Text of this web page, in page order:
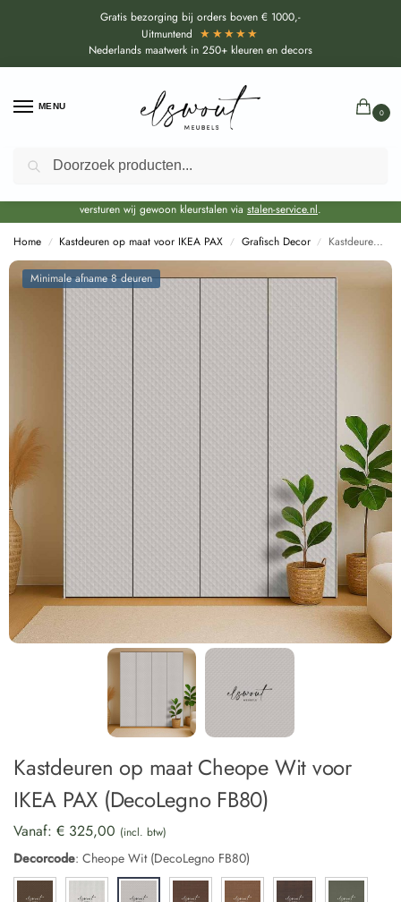
Gratis bezorging bij orders boven € 1000,-
Uitmuntend ★★★★★
Nederlands maatwerk in 250+ kleuren en decors
MENU
0
Door de bouwvakperiode geldt voor alle collecties momenteel een EXTRA
levertijd van circa 3-4 weken bovenop de reguliere levertijd.
versturen wij gewoon kleurstalen via stalen-service.nl.
Home / Kastdeuren op maat voor IKEA PAX / Grafisch Decor / Kastdeuren op maat Cheope Wit voor IKEA PAX (DecoLegno FB80)
Minimale afname 8 deuren
Kastdeuren op maat Cheope Wit voor
IKEA PAX (DecoLegno FB80)
Vanaf: € 325,00 (incl. btw)
Decorcode: Cheope Wit (DecoLegno FB80)